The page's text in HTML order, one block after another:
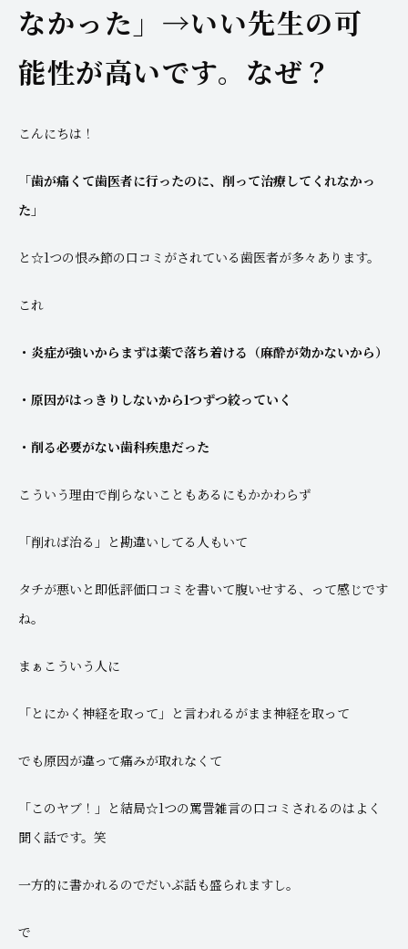
なかった」→いい先生の可
能性が高いです。なぜ？
こんにちは！
「歯が痛くて歯医者に行ったのに、削って治療してくれなかっ
た」
と☆1つの恨み節の口コミがされている歯医者が多々あります。
これ
・炎症が強いからまずは薬で落ち着ける（麻酔が効かないから）
・原因がはっきりしないから1つずつ絞っていく
・削る必要がない歯科疾患だった
こういう理由で削らないこともあるにもかかわらず
「削れば治る」と勘違いしてる人もいて
タチが悪いと即低評価口コミを書いて腹いせする、って感じです
ね。
まぁこういう人に
「とにかく神経を取って」と言われるがまま神経を取って
でも原因が違って痛みが取れなくて
「このヤブ！」と結局☆1つの罵詈雑言の口コミされるのはよく
聞く話です。笑
一方的に書かれるのでだいぶ話も盛られますし。
で